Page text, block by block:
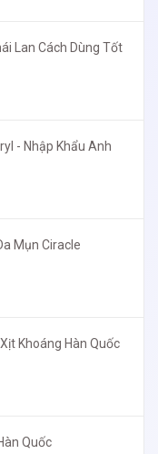
Lan Cách Dùng Tốt
- Nhập Khẩu Anh
Mụn Ciracle
Khoáng Hàn Quốc
Quốc